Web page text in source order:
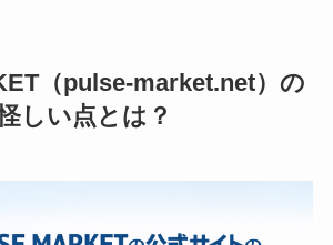
（pulse-market.net）の
しい点とは？